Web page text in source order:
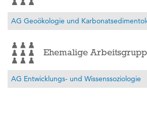
AG Geoökologie und
Ehemalige
AG Entwicklungs- und Wissenssoziologie